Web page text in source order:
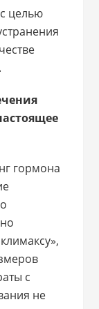
целью
гормона
с
не